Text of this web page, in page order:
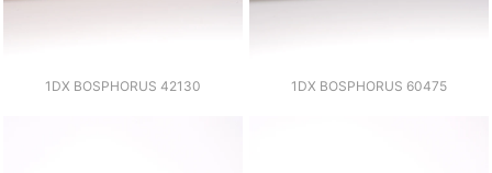
1DX BOSPHORUS 42130 1DX BOSPHORUS 60475